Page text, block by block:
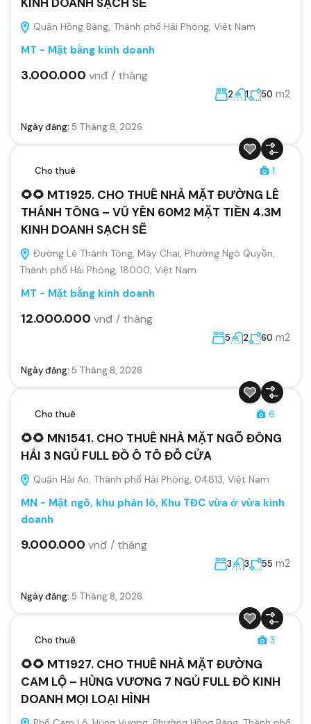
Quận Hồng Bàng, Thành phố Hải Phòng, Việt Nam
MT - Mặt bằng kinh doanh
3.000.000 vnđ / tháng
2 1 50 m2
Ngày đăng: 5 Tháng 8, 2026
Cho thuê 1
🌻🌻 MT1925. CHO THUÊ NHÀ MẶT ĐƯỜNG LÊ
THÁNH TÔNG – VŨ YÊN 60M2 MẶT TIỀN 4.3M
KINH DOANH SẠCH SẼ
Đường Lê Thánh Tông, Máy Chai, Phường Ngô Quyền,
Thành phố Hải Phòng, 18000, Việt Nam
MT - Mặt bằng kinh doanh
12.000.000 vnđ / tháng
5 2 60 m2
Ngày đăng: 5 Tháng 8, 2026
Cho thuê 6
🌻🌻 MN1541. CHO THUÊ NHÀ MẶT NGÕ ĐÔNG
HẢI 3 NGỦ FULL ĐỒ Ô TÔ ĐỖ CỬA
Quận Hải An, Thành phố Hải Phòng, 04813, Việt Nam
MN - Mặt ngõ, khu phân lô, Khu TĐC vừa ở vừa kinh
doanh
9.000.000 vnđ / tháng
3 3 55 m2
Ngày đăng: 5 Tháng 8, 2026
Cho thuê 3
🌻🌻 MT1927. CHO THUÊ NHÀ MẶT ĐƯỜNG
CAM LỘ – HÙNG VƯƠNG 7 NGỦ FULL ĐỒ KINH
DOANH MỌI LOẠI HÌNH